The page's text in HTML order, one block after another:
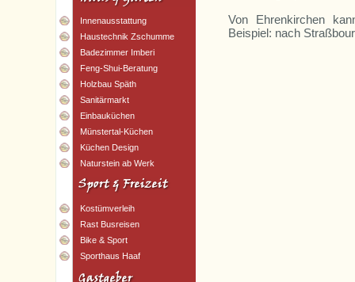
Innenausstattung
Haustechnik Zschumme
Badezimmer Imberi
Feng-Shui-Beratung
Holzbau Späth
Sanitärmarkt
Einbauküchen
Münstertal-Küchen
Küchen Design
Naturstein ab Werk
Kostümverleih
Rast Busreisen
Bike & Sport
Sporthaus Haaf
Von Ehrenkirchen
Beispiel: nach